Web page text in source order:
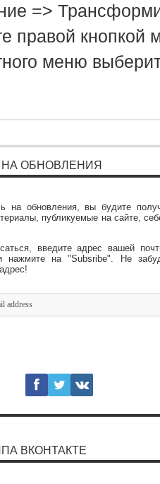
=>
правой кнопкой
меню
ОБНОВЛЕНИЯ
на обновления, вы будите
публикуемые на сайте,
введите адрес вашей
нажмите на "Subsribe". Не
ВКОНТАКТЕ